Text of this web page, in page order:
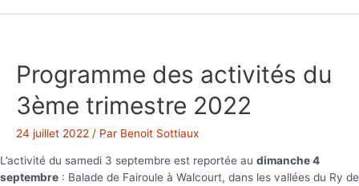
Programme des activités du
3ème trimestre 2022
24 juillet 2022 / Par Benoit Sottiaux
L’activité du samedi 3 septembre est reportée au dimanche 4
septembre : Balade de Fairoule à Walcourt, dans les vallées du Ry de